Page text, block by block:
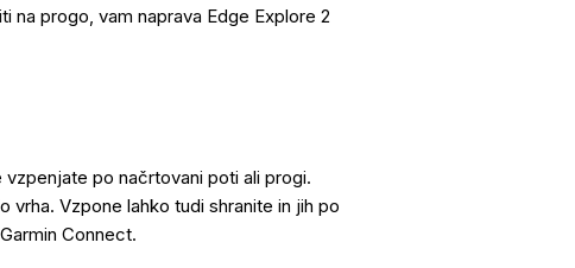
na progo, vam naprava Edge Explore 2
po načrtovani poti ali progi.
Vzpone lahko tudi shranite in jih po
Connect.